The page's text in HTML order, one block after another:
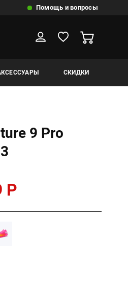
Помощь и вопросы
СКИДКИ
9 Pro
Р